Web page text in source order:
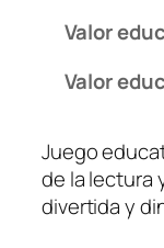
Valor
Valor
Juego
de la lectura
divertida y